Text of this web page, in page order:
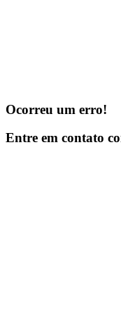
Ocorreu um erro!
Entre em contato